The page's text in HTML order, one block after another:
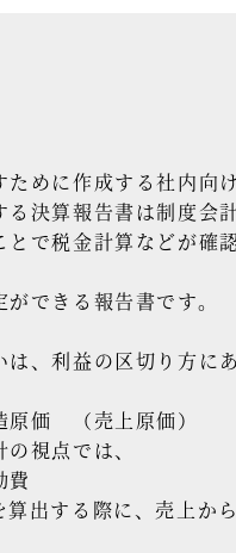
めに作成する社内向け
決算報告書は制度会
で税金計算などが
できる報告書です。
、利益の区切り方にあ
（売上原価）
視点では、
出する際に、売上か